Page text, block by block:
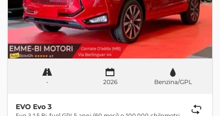
- 2026 Benzina/GPL
EVO Evo 3